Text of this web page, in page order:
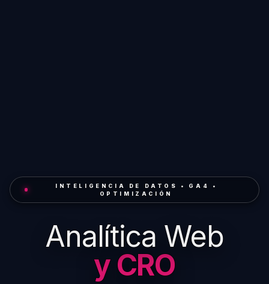
INTELIGENCIA DE DATOS • GA4 •
OPTIMIZACIÓN
Analítica Web
y CRO